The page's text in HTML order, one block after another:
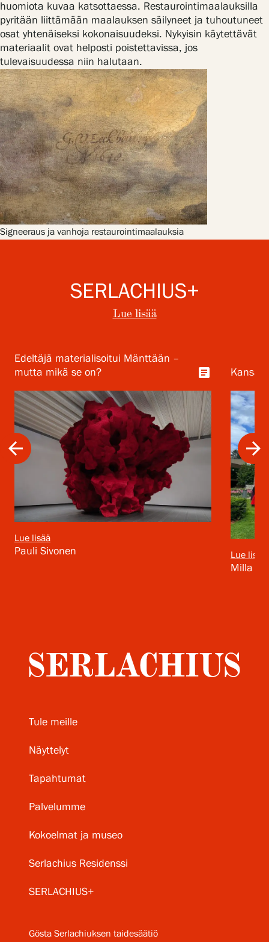
huomiota kuvaa katsottaessa. Restaurointimaalauksilla
pyritään liittämään maalauksen säilyneet ja tuhoutuneet
osat yhtenäiseksi kokonaisuudeksi. Nykyisin käytettävät
materiaalit ovat helposti poistettavissa, jos
tulevaisuudessa niin halutaan.
Signeeraus ja vanhoja restaurointimaalauksia
arrow_back arrow_forward
SERLACHIUS+
Lue lisää
Edeltäjä materialisoitui Mänttään –
mutta mikä se on?
article
Lue lisää
Pauli Sivonen Lue lisää
Milla
Tule meille
Näyttelyt
Tapahtumat
Palvelumme
Kokoelmat ja museo
Serlachius Residenssi
SERLACHIUS+
Gösta Serlachiuksen taidesäätiö